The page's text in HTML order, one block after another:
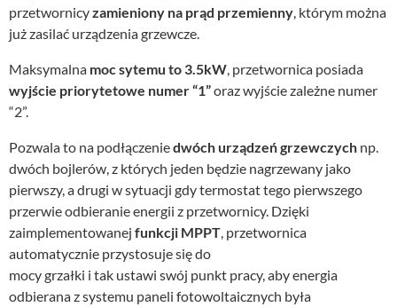
przetwornicyzamieniony na prąd przemienny , którym można
już zasilać urządzenia grzewcze.
Maksymalna moc sytemu to 3.5kW , przetwornica posiada
wyjście priorytetowe numer “1”oraz wyjście zależne numer
“2”.
Pozwala to na podłączeniedwóch urządzeń grzewczych np.
dwóch bojlerów, z których jeden będzie nagrzewany jako
pierwszy, a drugi w sytuacji gdy termostat tego pierwszego
przerwie odbieranie energii z przetwornicy. Dzięki
zaimplementowanej funkcji MPPT , przetwornica
automatycznie przystosuje się do
mocy grzałki i tak ustawi swój punkt pracy, aby energia
odbierana z systemu paneli fotowoltaicznych była